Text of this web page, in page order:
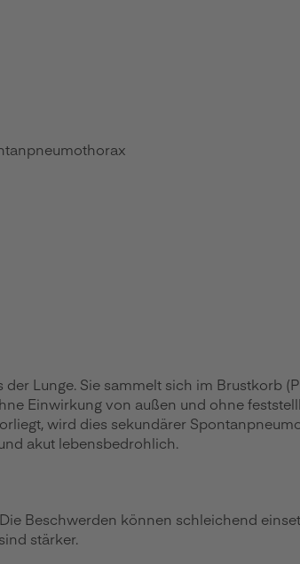
Lunge. Sie sammelt sich im Brustkorb
Einwirkung von außen und ohne
wird dies sekundärer
akut lebensbedrohlich.
Beschwerden können schleichend
stärker.